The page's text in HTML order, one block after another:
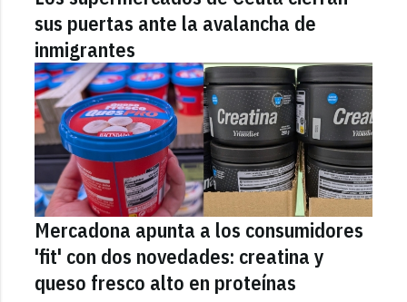
sus puertas ante la avalancha de
inmigrantes
Mercadona apunta a los consumidores
'fit' con dos novedades: creatina y
queso fresco alto en proteínas